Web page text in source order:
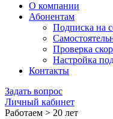
О компании
Абонентам
Подписка на
Проверка
Настройка
Контакты
Задать вопрос
Личный кабинет
Работаем > 20 лет